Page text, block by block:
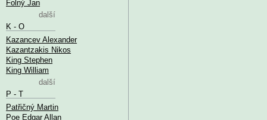
Folný Jan
další
K - O
Kazancev Alexander
Kazantzakis Nikos
King Stephen
King William
další
P - T
Patřičný Martin
Poe Edgar Allan